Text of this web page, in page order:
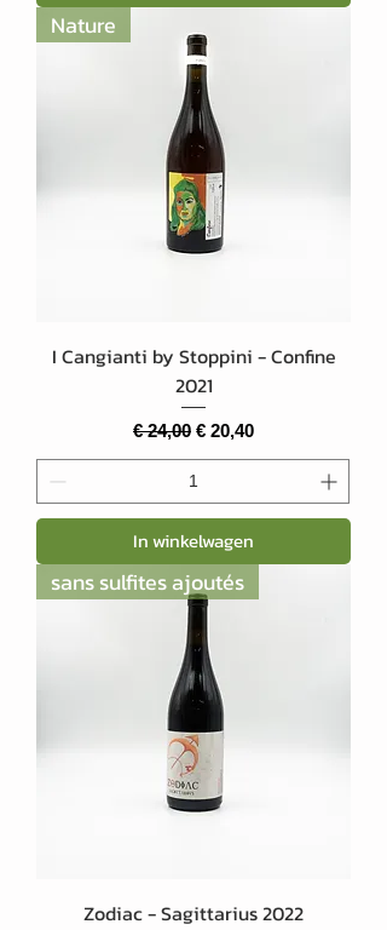
Nature
I Cangianti by Stoppini - Confine
2021
Normale prijs
€ 24,00 Verkoopprijs
€ 20,40
In winkelwagen
sans sulfites ajoutés
Zodiac - Sagittarius 2022